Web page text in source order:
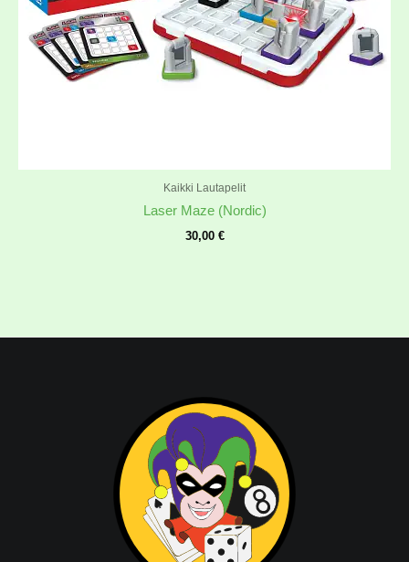
Kaikki Lautapelit
Laser Maze (Nordic)
30,00 €